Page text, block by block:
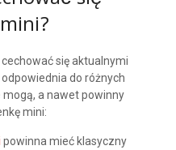
się aktualnymi
do różnych
mogą, a nawet powinny
mini:
powinna mieć klasyczny